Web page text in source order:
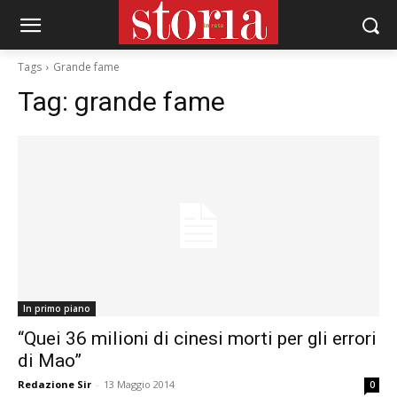
Tags Grande fame
Tag: grande fame
In primo piano
“Quei 36 milioni di cinesi morti per gli errori
di Mao”
Redazione Sir - 13 Maggio 2014 0